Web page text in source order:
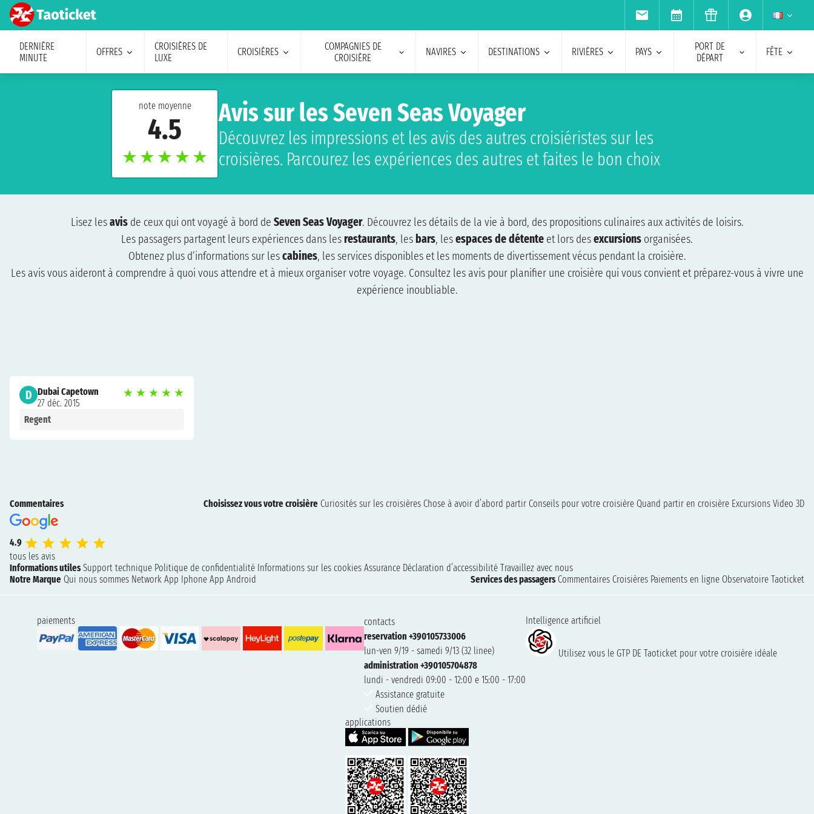
DERNIÈRE
MINUTE
OFFRES
CROISIÈRES DE
LUXE
CROISIÈRES
COMPAGNIES DE
CROISIÈRE
NAVIRES DESTINATIONS RIVIÈRES PAYS
PORT DE
DÉPART
FÊTE
note moyenne
4.5
★ ★ ★ ★ ★
Avis sur les Seven Seas Voyager
Découvrez les impressions et les avis des autres croisiéristes sur les
croisières. Parcourez les expériences des autres et faites le bon choix
Lisez lesavisde ceux qui ont voyagé à bord de Seven Seas Voyager. Découvrez les détails de la vie à bord, des propositions culinaires aux activités de loisirs.
Les passagers partagent leurs expériences dans lesrestaurants, les bars, lesespaces de détente et lors desexcursions organisées.
Obtenez plus d’informations sur lescabines, les services disponibles et les moments de divertissement vécus pendant la croisière.
Les avis vous aideront à comprendre à quoi vous attendre et à mieux organiser votre voyage. Consultez les avis pour planifier une croisière qui vous convient et préparez-vous à vivre une
expérience inoubliable.
D Dubai Capetown
27 déc. 2015
★ ★ ★ ★ ★
Regent
Commentaires
4.9
tous les avis
Choisissez vous votre croisière Curiosités sur les croisières Chose à avoir d’abord partir Conseils pour votre croisière Quand partir en croisière Excursions Video 3D
Informations utiles Support technique Politique de confidentialité Informations sur les cookies Assurance Déclaration d’accessibilité Travaillez avec nous
Notre Marque Qui nous sommes Network App Iphone App Android Services des passagers Commentaires Croisières Paiements en ligne Observatoire Taoticket
paiements
contacts
reservation +390105733006
lun-ven 9/19 - samedi 9/13 (32 linee)
administration +390105704878
lundi - vendredi 09:00 - 12:00 e 15:00 - 17:00
Assistance gratuite
Soutien dédié
Intelligence artificiel
Utilisez vous le GTP DE Taoticket pour votre croisière idéale
applications